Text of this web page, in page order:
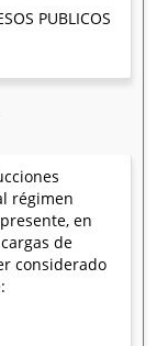
PUBLICOS
régimen
en
de
considerado